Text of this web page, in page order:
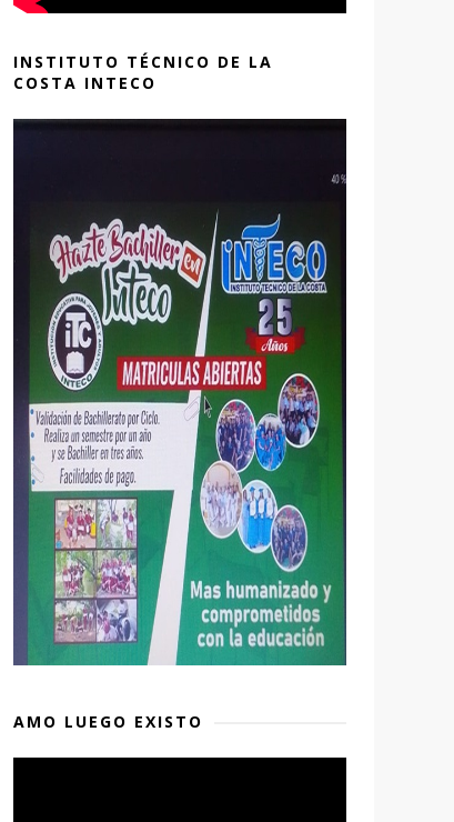
INSTITUTO TÉCNICO DE LA
COSTA INTECO
AMO LUEGO EXISTO